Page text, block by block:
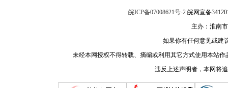
皖ICP备07008621号-2 皖网宣备
主办：淮南
如果你有任何意见或建
未经本网授权不得转载、摘编或利用其它方式使用本站
违反上述声明者，本网将